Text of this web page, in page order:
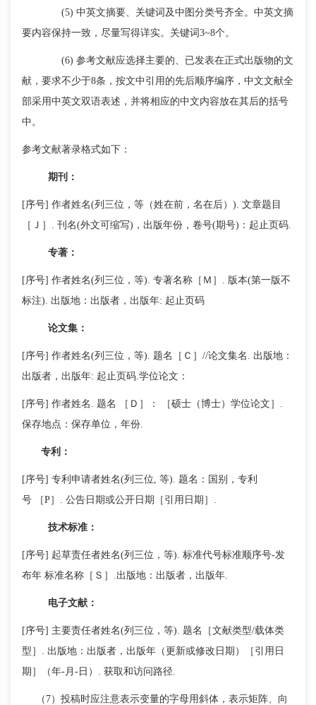
(5) 中英文摘要、关键词及中图分类号齐全。中英文摘
要内容保持一致，尽量写得详实。关键词3~8个。
(6) 参考文献应选择主要的、已发表在正式出版物的文
献，要求不少于8条，按文中引用的先后顺序编序，中文文献全
部采用中英文双语表述，并将相应的中文内容放在其后的括号
中。
参考文献著录格式如下：
期刊：
[序号] 作者姓名(列三位，等（姓在前，名在后）). 文章题目
［Ｊ］. 刊名(外文可缩写)，出版年份，卷号(期号)：起止页码.
专著：
[序号] 作者姓名(列三位，等). 专著名称［Ｍ］. 版本(第一版不
标注). 出版地：出版者，出版年: 起止页码
论文集：
[序号] 作者姓名(列三位，等). 题名［Ｃ］//论文集名. 出版地：
出版者，出版年: 起止页码.学位论文：
[序号] 作者姓名. 题名 ［Ｄ］： ［硕士（博士）学位论文］.
保存地点：保存单位，年份.
专利：
[序号] 专利申请者姓名(列三位, 等). 题名：国别，专利
号 ［P］. 公告日期或公开日期［引用日期］.
技术标准：
[序号] 起草责任者姓名(列三位，等). 标准代号标准顺序号-发
布年 标准名称［Ｓ］.出版地：出版者，出版年.
电子文献：
[序号] 主要责任者姓名(列三位，等). 题名［文献类型/载体类
型］. 出版地：出版者，出版年（更新或修改日期）［引用日
期］（年-月-日）. 获取和访问路径.
（ 7）投稿时应注意表示变量的字母用斜体，表示矩阵、向